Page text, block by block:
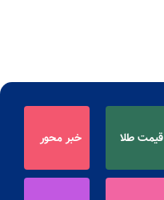
قیمت طلا خبر محور